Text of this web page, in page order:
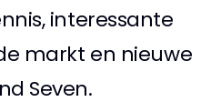
interessante
markt en nieuwe
Seven.